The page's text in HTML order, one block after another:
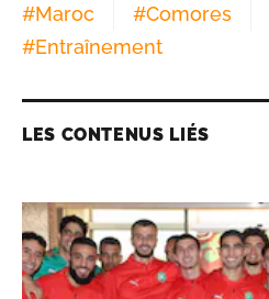
#Maroc #Comores
#Entraînement
LES CONTENUS LIÉS